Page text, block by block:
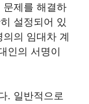
문제를 해결하
설정되어 있
의 임대차 계
인의 서명이
. 일반적으로